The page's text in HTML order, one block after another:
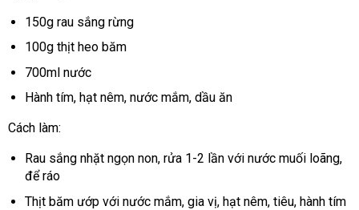
150g rau sắng rừng
100g thịt heo băm
700ml nước
Hành tím, hạt nêm, nước mắm, dầu ăn
Cách làm:
Rau sắng nhặt ngọn non, rửa 1-2 lần với nước muối loãng,
để ráo
Thịt băm ướp với nước mắm, gia vị, hạt nêm, tiêu, hành tím